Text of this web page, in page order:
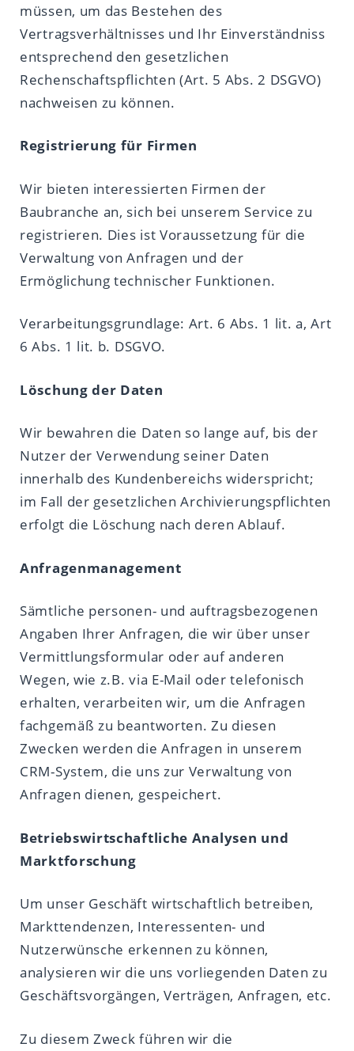
müssen, um das Bestehen des
Vertragsverhältnisses und Ihr Einverständniss
entsprechend den gesetzlichen
Rechenschaftspflichten (Art. 5 Abs. 2 DSGVO)
nachweisen zu können.
Registrierung für Firmen
Wir bieten interessierten Firmen der
Baubranche an, sich bei unserem Service zu
registrieren. Dies ist Voraussetzung für die
Verwaltung von Anfragen und der
Ermöglichung technischer Funktionen.
Verarbeitungsgrundlage: Art. 6 Abs. 1 lit. a, Art
6 Abs. 1 lit. b. DSGVO.
Löschung der Daten
Wir bewahren die Daten so lange auf, bis der
Nutzer der Verwendung seiner Daten
innerhalb des Kundenbereichs widerspricht;
im Fall der gesetzlichen Archivierungspflichten
erfolgt die Löschung nach deren Ablauf.
Anfragenmanagement
Sämtliche personen- und auftragsbezogenen
Angaben Ihrer Anfragen, die wir über unser
Vermittlungsformular oder auf anderen
Wegen, wie z.B. via E-Mail oder telefonisch
erhalten, verarbeiten wir, um die Anfragen
fachgemäß zu beantworten. Zu diesen
Zwecken werden die Anfragen in unserem
CRM-System, die uns zur Verwaltung von
Anfragen dienen, gespeichert.
Betriebswirtschaftliche Analysen und
Marktforschung
Um unser Geschäft wirtschaftlich betreiben,
Markttendenzen, Interessenten- und
Nutzerwünsche erkennen zu können,
analysieren wir die uns vorliegenden Daten zu
Geschäftsvorgängen, Verträgen, Anfragen, etc.
Zu diesem Zweck führen wir die